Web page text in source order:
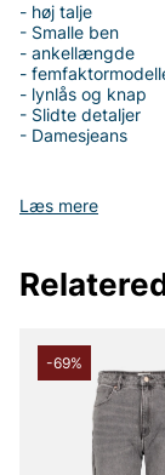
Læs mere
- høj talje
- Smalle ben
- ankellængde
-
- lynlås og knap
- Slidte detaljer
- Damesjeans
-69%